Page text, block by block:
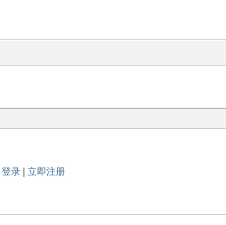
登录| 立即注册